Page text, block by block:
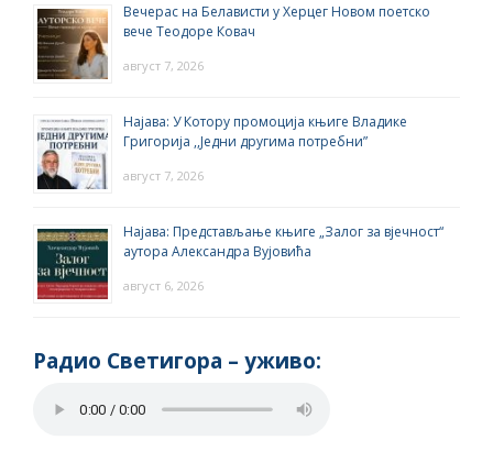
Вечерас на Белависти у Херцег Новом поетско
вече Теодоре Ковач
август 7, 2026
Најава: У Котору промоција књиге Владике
Григорија ,,Једни другима потребни”
август 7, 2026
Најава: Представљање књиге „Залог за вјечност“
аутора Александра Вујовића
август 6, 2026
Радио Светигора – yживо: